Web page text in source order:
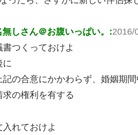
無しさん＠お腹いっぱい。:2016/
つくっておけよ
に
記の合意にかかわらず、婚姻期
求の権利を有する
入れておけよ